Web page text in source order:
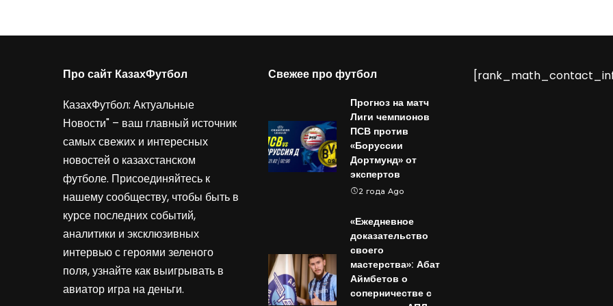
Про сайт КазахФутбол
КазахФутбол: Актуальные
Новости" – ваш главный источник
самых свежих и интересных
новостей о казахстанском
футболе. Присоединяйтесь к
нашему сообществу, чтобы быть в
курсе последних событий,
аналитики и эксклюзивных
интервью с героями зеленого
поля, узнайте как выигрывать в
авиатор игра на деньги.
Свежее про футбол
Прогноз на матч
Лиги чемпионов
ПСВ против
«Боруссии
Дортмунд» от
экспертов
2 года Ago
«Ежедневное
доказательство
своего
мастерства»: Абат
Аймбетов о
соперничестве с